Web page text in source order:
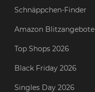
Schnäppchen-Finder
Amazon Blitzangebote
Top Shops 2026
Black Friday 2026
Singles Day 2026